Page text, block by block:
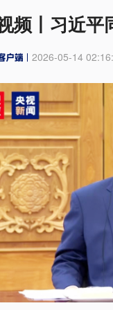
频丨习近平
2026-05-14